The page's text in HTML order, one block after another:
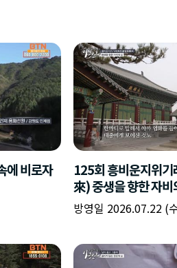
책
갈
이름
구
간
이름
플
레
이름